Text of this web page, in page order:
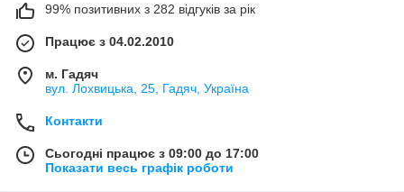
99% позитивних з 282 відгуків за рік
Працює з 04.02.2010
м. Гадяч
вул. Лохвицька, 25, Гадяч, Україна
Контакти
Сьогодні працює з 09:00 до 17:00
Показати весь графік роботи